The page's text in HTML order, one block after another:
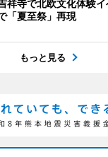
祥寺で北欧文化体験
「夏至祭」再現
もっと見る